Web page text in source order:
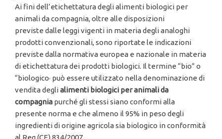
Ai fini dell’etichettatura degli alimenti biologici per
animali da compagnia, oltre alle disposizioni
previste dalle leggi vigenti in materia degli analoghi
prodotti convenzionali, sono riportate le indicazioni
previste dalla normativa europea e nazionale in materia
di etichettatura dei prodotti biologici. Il termine “bio” o
“biologico· può essere utilizzato nella denominazione di
vendita deglialimenti biologici peranimali da
compagnia purché gli stessi siano conformi alla
presente norma e che almeno il 95% in peso degli
ingredienti di origine agricola sia biologico in conformità
al Reg.(CE) 834/2007.